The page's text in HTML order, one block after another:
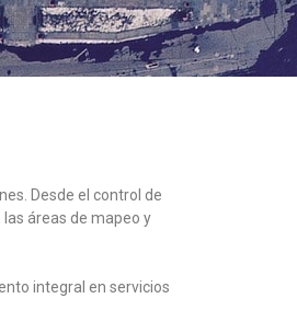
Desde el control de
áreas de mapeo y
integral en servicios